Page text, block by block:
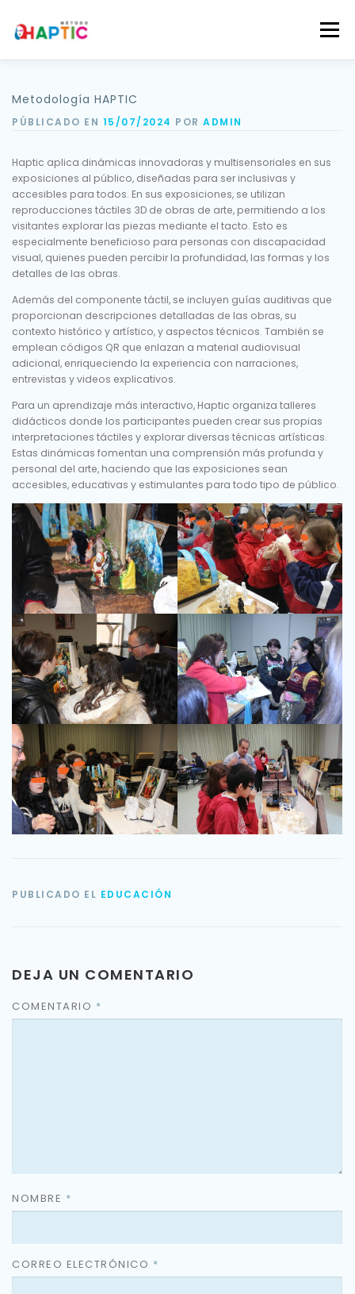
contenido
Menú
Contáctenos
Metodología HAPTIC
PÚBLICADO EN 15/07/2024 POR ADMIN
Haptic aplica dinámicas innovadoras y multisensoriales en sus
exposiciones al público, diseñadas para ser inclusivas y
accesibles para todos. En sus exposiciones, se utilizan
reproducciones táctiles 3D de obras de arte, permitiendo a los
visitantes explorar las piezas mediante el tacto. Esto es
especialmente beneficioso para personas con discapacidad
visual, quienes pueden percibir la profundidad, las formas y los
detalles de las obras.
Además del componente táctil, se incluyen guías auditivas que
proporcionan descripciones detalladas de las obras, su
contexto histórico y artístico, y aspectos técnicos. También se
emplean códigos QR que enlazan a material audiovisual
adicional, enriqueciendo la experiencia con narraciones,
entrevistas y videos explicativos.
Para un aprendizaje más interactivo, Haptic organiza talleres
didácticos donde los participantes pueden crear sus propias
interpretaciones táctiles y explorar diversas técnicas artísticas.
Estas dinámicas fomentan una comprensión más profunda y
personal del arte, haciendo que las exposiciones sean
accesibles, educativas y estimulantes para todo tipo de público.
PUBLICADO EL EDUCACIÓN
DEJA UN COMENTARIO
COMENTARIO *
NOMBRE *
CORREO ELECTRÓNICO *